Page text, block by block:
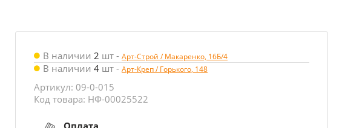
В наличии 2 шт - Арт-Строй / Макаренко, 16Б/4
В наличии 4 шт - Арт-Креп / Горького, 148
Артикул: 09-0-015
Код товара: НФ-00025522
Оплата